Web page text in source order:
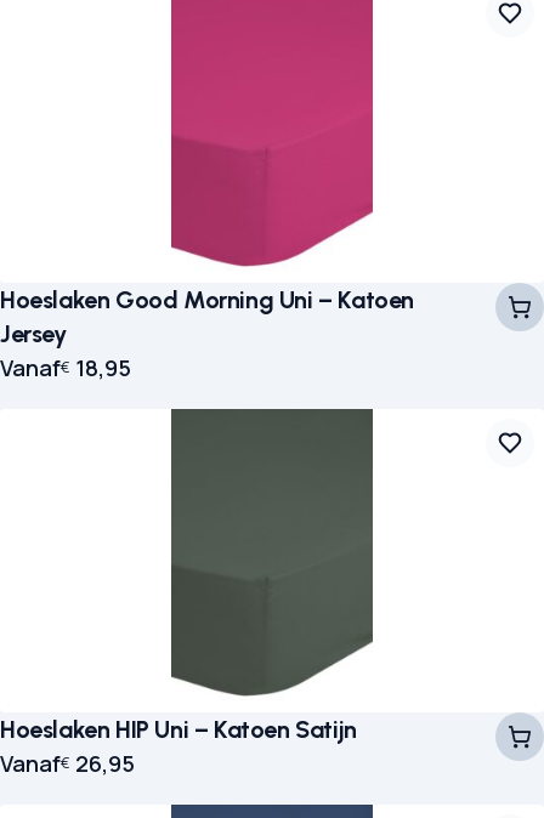
Hoeslaken Good Morning Uni – Katoen
Jersey
Vanaf€ 18,95
Hoeslaken HIP Uni – Katoen Satijn
Vanaf€ 26,95